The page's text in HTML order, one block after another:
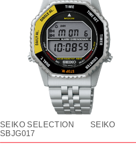
SEIKO SELECTION SEIKO
SBJG017